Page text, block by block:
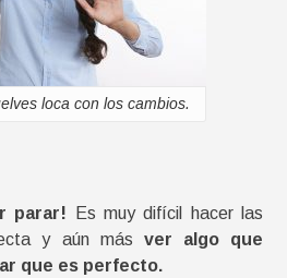
loca con los cambios.
parar! Es muy difícil hacer las
y aún más ver algo que
que es perfecto.